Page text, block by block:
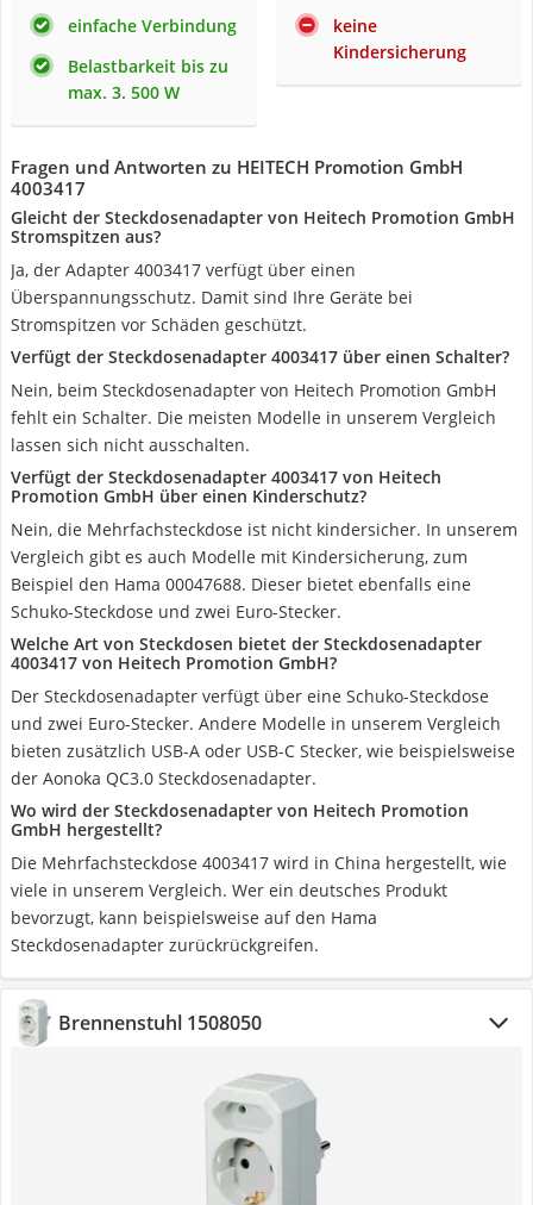
einfache Verbindung
Belastbarkeit bis zu
max. 3. 500 W
keine
Kindersicherung
Fragen und Antworten zu HEITECH Promotion GmbH
4003417
Gleicht der Steckdosenadapter von Heitech Promotion GmbH
Stromspitzen aus?
Ja, der Adapter 4003417 verfügt über einen
Überspannungsschutz. Damit sind Ihre Geräte bei
Stromspitzen vor Schäden geschützt.
Verfügt der Steckdosenadapter 4003417 über einen Schalter?
Nein, beim Steckdosenadapter von Heitech Promotion GmbH
fehlt ein Schalter. Die meisten Modelle in unserem Vergleich
lassen sich nicht ausschalten.
Verfügt der Steckdosenadapter 4003417 von Heitech
Promotion GmbH über einen Kinderschutz?
Nein, die Mehrfachsteckdose ist nicht kindersicher. In unserem
Vergleich gibt es auch Modelle mit Kindersicherung, zum
Beispiel den Hama 00047688. Dieser bietet ebenfalls eine
Schuko-Steckdose und zwei Euro-Stecker.
Welche Art von Steckdosen bietet der Steckdosenadapter
4003417 von Heitech Promotion GmbH?
Der Steckdosenadapter verfügt über eine Schuko-Steckdose
und zwei Euro-Stecker. Andere Modelle in unserem Vergleich
bieten zusätzlich USB-A oder USB-C Stecker, wie beispielsweise
der Aonoka QC3.0 Steckdosenadapter.
Wo wird der Steckdosenadapter von Heitech Promotion
GmbH hergestellt?
Die Mehrfachsteckdose 4003417 wird in China hergestellt, wie
viele in unserem Vergleich. Wer ein deutsches Produkt
bevorzugt, kann beispielsweise auf den Hama
Steckdosenadapter zurückrückgreifen.
Brennenstuhl 1508050